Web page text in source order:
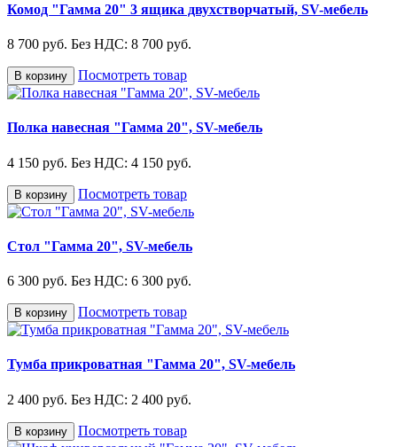
Комод "Гамма 20" 3 ящика двухстворчатый, SV-мебель
8 700 руб. Без НДС: 8 700 руб.
В корзину Посмотреть товар
Полка навесная "Гамма 20", SV-мебель
4 150 руб. Без НДС: 4 150 руб.
В корзину Посмотреть товар
Стол "Гамма 20", SV-мебель
6 300 руб. Без НДС: 6 300 руб.
В корзину Посмотреть товар
Тумба прикроватная "Гамма 20", SV-мебель
2 400 руб. Без НДС: 2 400 руб.
В корзину Посмотреть товар